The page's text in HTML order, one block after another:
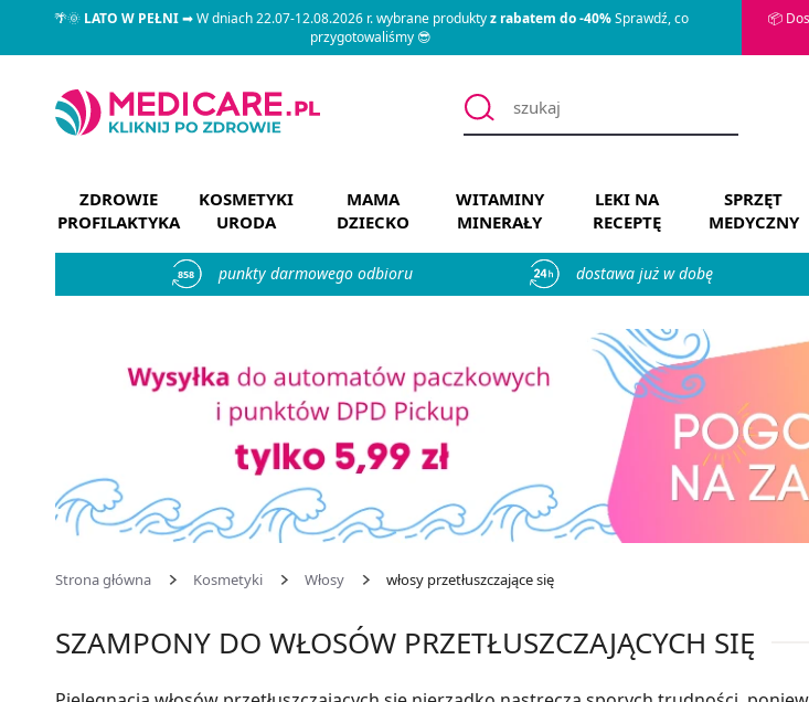
🌴🌞LATO W PEŁNI➡ W dniach 22.07-12.08.2026 r. wybrane produktyz rabatem do -40%Sprawdź, co
przygotowaliśmy 😎
📦
ZDROWIE
PROFILAKTYKA
KOSMETYKI
URODA
MAMA
DZIECKO
WITAMINY
MINERAŁY
LEKI NA
RECEPTĘ
SPRZĘT
MEDYCZNY
858 punkty darmowego odbioru dostawa już w dobę
Strona główna Kosmetyki Włosy włosy przetłuszczające się
SZAMPONY DO WŁOSÓW PRZETŁUSZCZAJĄCYCH SIĘ